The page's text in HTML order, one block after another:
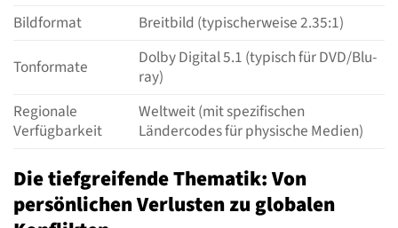
Bildformat
Breitbild (typischerweise 2.35:1)
Tonformate
Dolby Digital 5.1 (typisch für DVD/Blu-
ray)
Regionale
Verfügbarkeit
Weltweit (mit spezifischen
Ländercodes für physische Medien)
Die tiefgreifende Thematik: Von
persönlichen Verlusten zu globalen